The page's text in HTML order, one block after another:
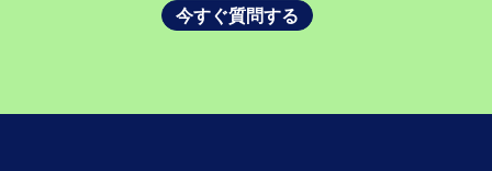
今すぐ質問する